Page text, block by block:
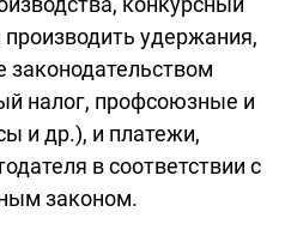
удержания,
налог, профсоюзные и
и др.), и платежи,
в соответствии с
законом.